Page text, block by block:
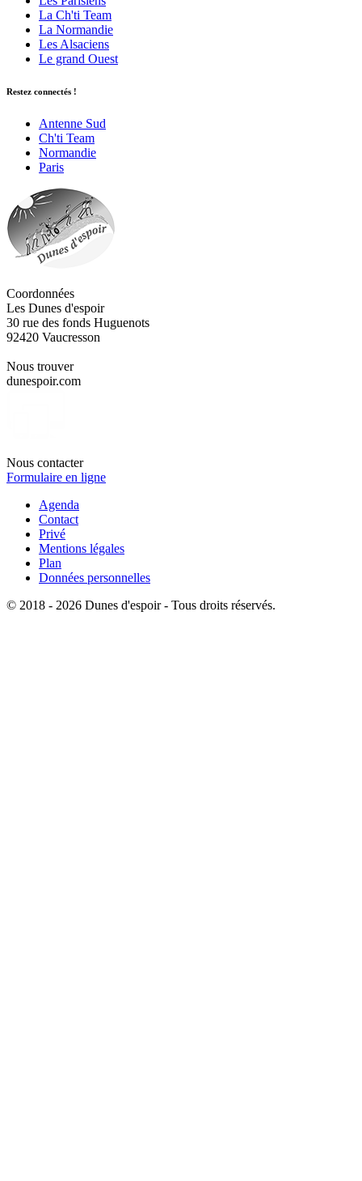
La Ch'ti Team
La Normandie
Les Alsaciens
Le grand Ouest
Restez connectés !
Antenne Sud
Ch'ti Team
Normandie
Paris
Coordonnées
Les Dunes d'espoir
30 rue des fonds Huguenots
92420 Vaucresson
Nous trouver
dunespoir.com
Nous contacter
Formulaire en ligne
Agenda
Contact
Privé
Mentions légales
Plan
Données personnelles
© 2018 - 2026 Dunes d'espoir - Tous droits réservés.